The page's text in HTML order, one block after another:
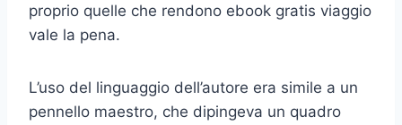
proprio quelle che rendono ebook gratis viaggio
vale la pena.
L’uso del linguaggio dell’autore era simile a un
pennello maestro, che dipingeva un quadro